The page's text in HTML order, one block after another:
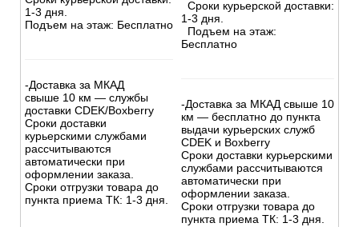
1-3 дня.
Подъем на этаж: Бесплатно
-Доставка за МКАД
свыше 10 км — службы
доставки CDEK/Boxberry
Сроки доставки
курьерскими службами
рассчитываются
автоматически при
оформлении заказа.
Сроки отгрузки товара до
пункта приема ТК: 1-3 дня.
Сроки курьерской доставки:
1-3 дня.
Подъем на этаж:
Бесплатно
-Доставка за МКАД свыше 10
км — бесплатно до пункта
выдачи курьерских служб
CDEK и Boxberry
Сроки доставки курьерскими
службами рассчитываются
автоматически при
оформлении заказа.
Сроки отгрузки товара до
пункта приема ТК: 1-3 дня.